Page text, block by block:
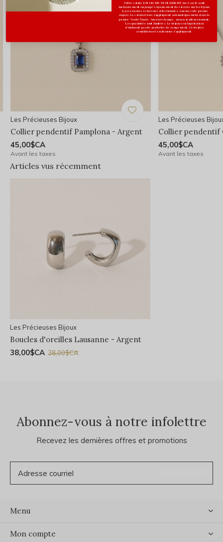
Les Précieuses Bijoux
Collier pendentif Pamplona - Argent
45,00$CA
Avant les taxes
Les Précieuses
Collier pendentif
45,00$CA
Avant les taxes
Articles vus récemment
Les Précieuses Bijoux
Boucles d'oreilles Lausanne - Argent
38,00$CA 38,00$CA
Abonnez-vous à notre infolettre
Recevez les dernières offres et promotions
Menu
Mon compte
Offre valide EN LIGNE SEULEMENT du 6 au 12 août
inclusivement ou jusqu'à épuisement des stocks sur les bijoux
& accessoires à cheveux sélectionnés. Aucun code promo
requis. Les réductions s’appliquent automatiquement dans le
panier. Vente finale. Aucun échange, aucun remboursement.
Les quantités sont limitées. Les bijoux en liquidation
n'incluent pas de pochette de rangement. Certaines
conditions et exclusions s'appliquent.